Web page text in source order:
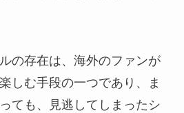
の存在は、海外のファンが
しむ手段の一つであり、ま
ても、見逃してしまったシ